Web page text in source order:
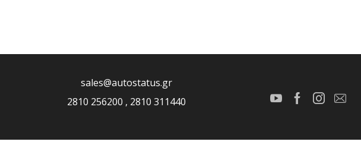
sales@autostatus.gr
2810 256200 , 2810 311440